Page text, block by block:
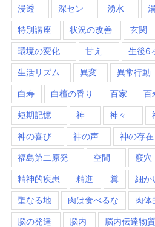
浸透 深セン 湧水
特別講座 状況の改善 玄関
環境の変化 甘え 生後6
生活リズム 異変 異常行動
白寿 白檀の香り 百家 百
短期記憶 神 神々
神の喜び 神の声 神の存在
福島第二原発 空間 竅穴
精神的疾患 精進 糞 細か
聖なる地 肉は食べるな 肉体
脳の発達 脳内 脳内伝達物質